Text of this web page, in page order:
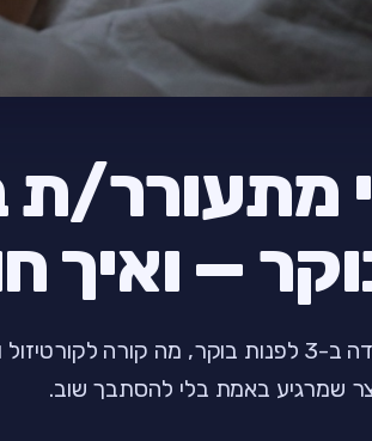
— ואיך
גלו למה מתעוררים בחרדה ב-3 לפנות בוקר, מה
שמרגיע באמת בלי להסתבך שוב.